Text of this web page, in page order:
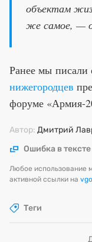
объектам
же самое, —
Ранее мы писали
нижегородцев
форуме «Армия-
Автор: Дмитрий
Ошибка в тексте
Любое использование
активной ссылки на
Теги